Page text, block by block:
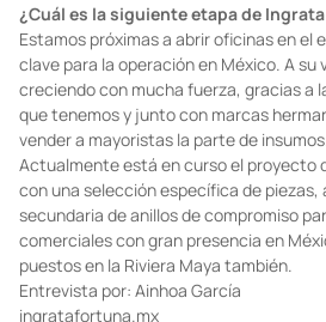
¿Cuál es la siguiente etapa de
Estamos próximas a abrir oficinas en el
clave para la operación en México. A su
creciendo con mucha fuerza, gracias a
que tenemos y junto con marcas
vender a mayoristas la parte de insumos.
Actualmente está en curso el proyecto
con una selección específica de piezas,
secundaria de anillos de compromiso
comerciales con gran presencia en
puestos en la Riviera Maya también.
Entrevista por: Ainhoa García
ingratafortuna.mx